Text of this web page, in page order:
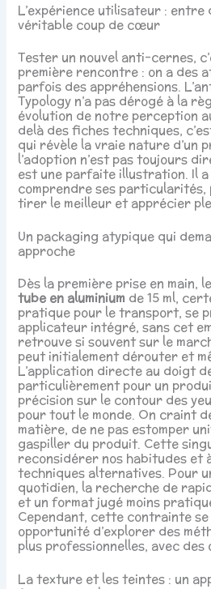
L’expérience utilisateur :
véritable coup de cœur
Tester un nouvel anti-cernes,
première rencontre : on a des
parfois des appréhensions.
Typology n’a pas dérogé à la
évolution de notre perception
delà des fiches techniques,
qui révèle la vraie nature d’un
l’adoption n’est pas toujours
est une parfaite illustration. Il a
comprendre ses particularités,
tirer le meilleur et apprécier
Un packaging atypique qui
approche
Dès la première prise en main,
tube en aluminium de 15 ml,
pratique pour le transport, se
applicateur intégré, sans cet
retrouve si souvent sur le
peut initialement dérouter et
L’application directe au doigt
particulièrement pour un
précision sur le contour des
pour tout le monde. On craint
matière, de ne pas estomper
gaspiller du produit. Cette
reconsidérer nos habitudes et
techniques alternatives. Pour
quotidien, la recherche de
et un format jugé moins
Cependant, cette contrainte
opportunité d’explorer des
plus professionnelles, avec des
La texture et les teintes : un